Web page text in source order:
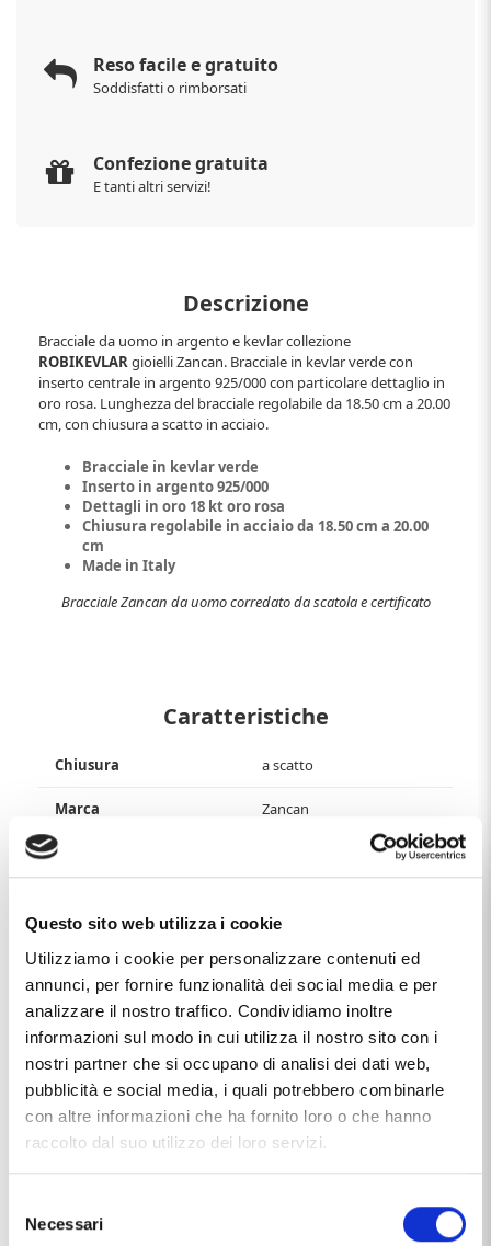
Questo sito web utilizza i cookie
Utilizziamo i cookie per personalizzare contenuti ed
annunci, per fornire funzionalità dei social media e per
analizzare il nostro traffico. Condividiamo inoltre
informazioni sul modo in cui utilizza il nostro sito con i
nostri partner che si occupano di analisi dei dati web,
pubblicità e social media, i quali potrebbero combinarle
con altre informazioni che ha fornito loro o che hanno
raccolto dal suo utilizzo dei loro servizi.
delNecessari
Reso facile e gratuito
Soddisfatti o rimborsati
Confezione gratuita
E tanti altri servizi!
Descrizione
Bracciale da uomo in argento e kevlar collezione
ROBIKEVLARgioielli Zancan. Bracciale in kevlar verde con
inserto centrale in argento 925/000 con particolare dettaglio in
oro rosa. Lunghezza del bracciale regolabile da 18.50 cm a 20.00
cm, con chiusura a scatto in acciaio.
Bracciale in kevlar verde
Inserto in argento 925/000
Dettagli in oro 18 kt oro rosa
Chiusura regolabile in acciaio da 18.50 cm a 20.00
cm
Made in Italy
Bracciale Zancan da uomo corredato da scatola e certificato
Caratteristiche
Chiusura a scatto
Marca Zancan
Materiale
Produzione made in Italy
Questo articolo dal nomeBRACCIALE ZANCAN DA UOMO IN
ARGENTO E KEVLAR VERDE SCURO, distribuito dal marchio
ZANCAN
, che trovi nella categoria
BRACCIALI IN
ARGENTO, e più precisamente nella sottocategoria
BRACCIALI ZANCAN DA UOMO IN ARGENTO, è un
prodotto al momento non disponibile ed il prezzo di questo